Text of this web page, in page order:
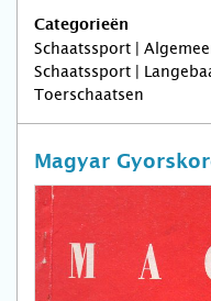
Categorieën
Schaatssport |
Schaatssport |
Toerschaatsen
Magyar